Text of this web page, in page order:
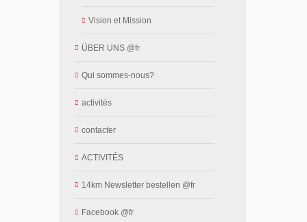
Vision et Mission
ÜBER UNS @fr
Qui sommes-nous?
activités
contacter
ACTIVITÉS
14km Newsletter bestellen @fr
Facebook @fr